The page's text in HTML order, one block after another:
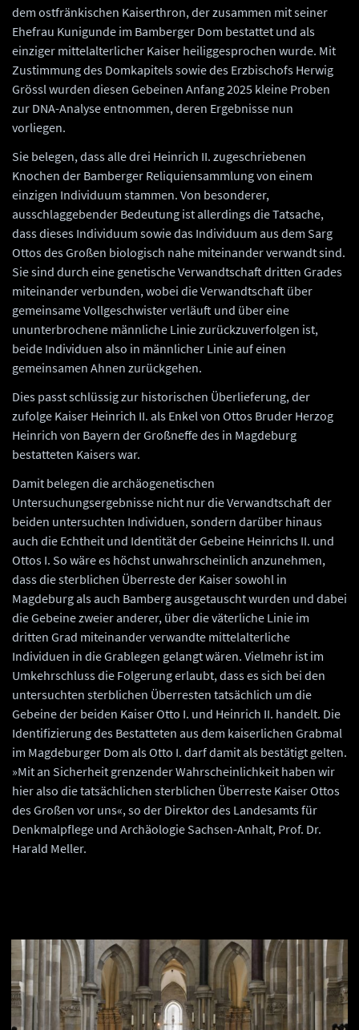
dem ostfränkischen Kaiserthron, der zusammen mit seiner
Ehefrau Kunigunde im Bamberger Dom bestattet und als
einziger mittelalterlicher Kaiser heiliggesprochen wurde. Mit
Zustimmung des Domkapitels sowie des Erzbischofs Herwig
Grössl wurden diesen Gebeinen Anfang 2025 kleine Proben
zur DNA-Analyse entnommen, deren Ergebnisse nun
vorliegen.
Sie belegen, dass alle drei Heinrich II. zugeschriebenen
Knochen der Bamberger Reliquiensammlung von einem
einzigen Individuum stammen. Von besonderer,
ausschlaggebender Bedeutung ist allerdings die Tatsache,
dass dieses Individuum sowie das Individuum aus dem Sarg
Ottos des Großen biologisch nahe miteinander verwandt sind.
Sie sind durch eine genetische Verwandtschaft dritten Grades
miteinander verbunden, wobei die Verwandtschaft über
gemeinsame Vollgeschwister verläuft und über eine
ununterbrochene männliche Linie zurückzuverfolgen ist,
beide Individuen also in männlicher Linie auf einen
gemeinsamen Ahnen zurückgehen.
Dies passt schlüssig zur historischen Überlieferung, der
zufolge Kaiser Heinrich II. als Enkel von Ottos Bruder Herzog
Heinrich von Bayern der Großneffe des in Magdeburg
bestatteten Kaisers war.
Damit belegen die archäogenetischen
Untersuchungsergebnisse nicht nur die Verwandtschaft der
beiden untersuchten Individuen, sondern darüber hinaus
auch die Echtheit und Identität der Gebeine Heinrichs II. und
Ottos I. So wäre es höchst unwahrscheinlich anzunehmen,
dass die sterblichen Überreste der Kaiser sowohl in
Magdeburg als auch Bamberg ausgetauscht wurden und dabei
die Gebeine zweier anderer, über die väterliche Linie im
dritten Grad miteinander verwandte mittelalterliche
Individuen in die Grablegen gelangt wären. Vielmehr ist im
Umkehrschluss die Folgerung erlaubt, dass es sich bei den
untersuchten sterblichen Überresten tatsächlich um die
Gebeine der beiden Kaiser Otto I. und Heinrich II. handelt. Die
Identifizierung des Bestatteten aus dem kaiserlichen Grabmal
im Magdeburger Dom als Otto I. darf damit als bestätigt gelten.
»Mit an Sicherheit grenzender Wahrscheinlichkeit haben wir
hier also die tatsächlichen sterblichen Überreste Kaiser Ottos
des Großen vor uns«, so der Direktor des Landesamts für
Denkmalpflege und Archäologie Sachsen-Anhalt, Prof. Dr.
Harald Meller.